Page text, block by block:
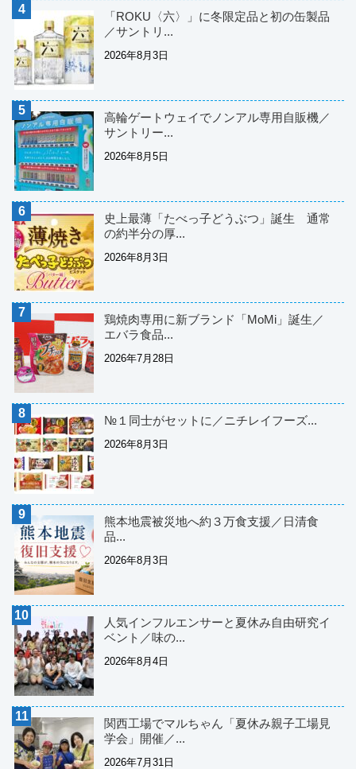
「ROKU〈六〉」に冬限定品と初の缶製品
／サントリ...
2026年8月3日
高輪ゲートウェイでノンアル専用自販機／
サントリー...
2026年8月5日
史上最薄「たべっ子どうぶつ」誕生 通常
の約半分の厚...
2026年8月3日
鶏焼肉専用に新ブランド「MoMi」誕生／
エバラ食品...
2026年7月28日
№１同士がセットに／ニチレイフーズ...
2026年8月3日
熊本地震被災地へ約３万食支援／日清食
品...
2026年8月3日
人気インフルエンサーと夏休み自由研究イ
ベント／味の...
2026年8月4日
関西工場でマルちゃん「夏休み親子工場見
学会」開催／...
2026年7月31日